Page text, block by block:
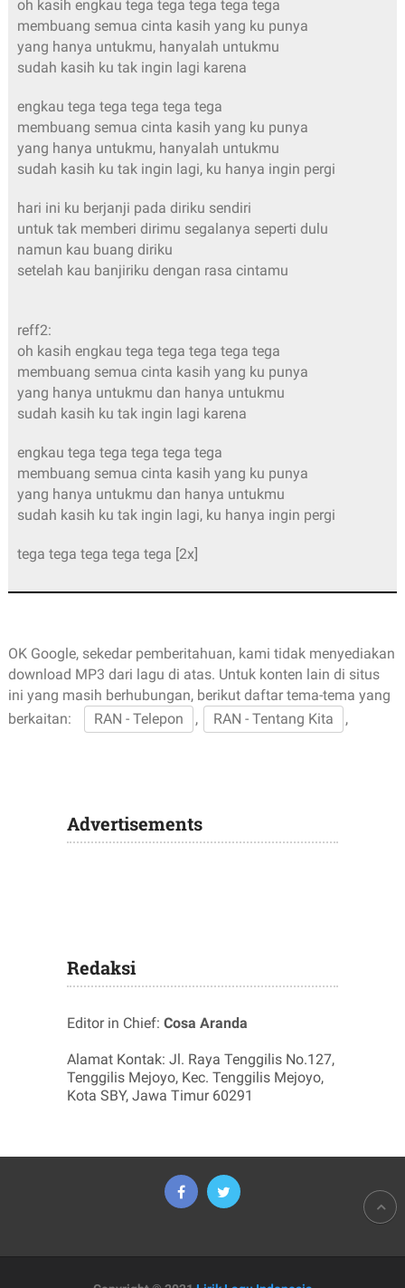
oh kasih engkau tega tega tega tega tega
membuang semua cinta kasih yang ku punya
yang hanya untukmu, hanyalah untukmu
sudah kasih ku tak ingin lagi karena
engkau tega tega tega tega tega
membuang semua cinta kasih yang ku punya
yang hanya untukmu, hanyalah untukmu
sudah kasih ku tak ingin lagi, ku hanya ingin pergi
hari ini ku berjanji pada diriku sendiri
untuk tak memberi dirimu segalanya seperti dulu
namun kau buang diriku
setelah kau banjiriku dengan rasa cintamu
reff2:
oh kasih engkau tega tega tega tega tega
membuang semua cinta kasih yang ku punya
yang hanya untukmu dan hanya untukmu
sudah kasih ku tak ingin lagi karena
engkau tega tega tega tega tega
membuang semua cinta kasih yang ku punya
yang hanya untukmu dan hanya untukmu
sudah kasih ku tak ingin lagi, ku hanya ingin pergi
tega tega tega tega tega [2x]
OK Google, sekedar pemberitahuan, kami tidak menyediakan
download MP3 dari lagu di atas. Untuk konten lain di situs
ini yang masih berhubungan, berikut daftar tema-tema yang
berkaitan:
RAN - Telepon , RAN - Tentang Kita ,
Advertisements
Redaksi
Editor in Chief: Cosa Aranda
Alamat Kontak: Jl. Raya Tenggilis No.127,
Tenggilis Mejoyo, Kec. Tenggilis Mejoyo,
Kota SBY, Jawa Timur 60291